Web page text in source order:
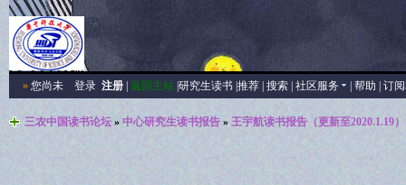
»您尚未 登录 注册| 返回主站| 研究生读书| 推荐| 搜索| 社区服务 帮助 订
三农中国读书论坛» 中心研究生读书报告» 王宇航读书报告（更新至2020.1.19）